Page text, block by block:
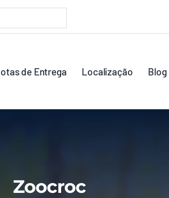
de Entrega Localização Blog
Zoocroc